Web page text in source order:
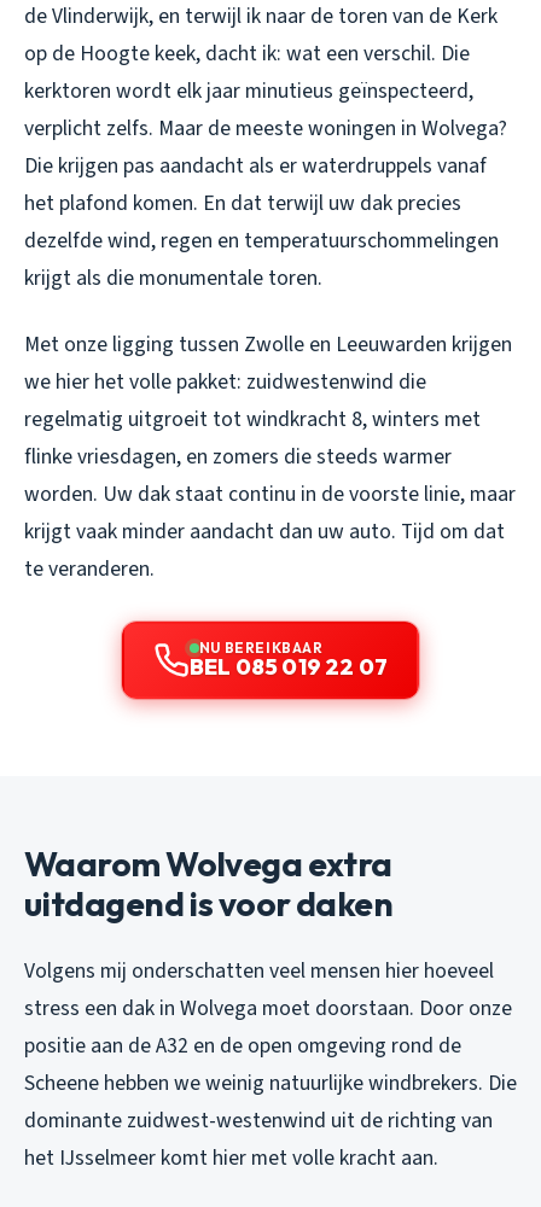
de Vlinderwijk, en terwijl ik naar de toren van de Kerk
op de Hoogte keek, dacht ik: wat een verschil. Die
kerktoren wordt elk jaar minutieus geïnspecteerd,
verplicht zelfs. Maar de meeste woningen in Wolvega?
Die krijgen pas aandacht als er waterdruppels vanaf
het plafond komen. En dat terwijl uw dak precies
dezelfde wind, regen en temperatuurschommelingen
krijgt als die monumentale toren.
Met onze ligging tussen Zwolle en Leeuwarden krijgen
we hier het volle pakket: zuidwestenwind die
regelmatig uitgroeit tot windkracht 8, winters met
flinke vriesdagen, en zomers die steeds warmer
worden. Uw dak staat continu in de voorste linie, maar
krijgt vaak minder aandacht dan uw auto. Tijd om dat
te veranderen.
NU BEREIKBAAR
BEL 085 019 22 07
Waarom Wolvega extra
uitdagend is voor daken
Volgens mij onderschatten veel mensen hier hoeveel
stress een dak in Wolvega moet doorstaan. Door onze
positie aan de A32 en de open omgeving rond de
Scheene hebben we weinig natuurlijke windbrekers. Die
dominante zuidwest-westenwind uit de richting van
het IJsselmeer komt hier met volle kracht aan.